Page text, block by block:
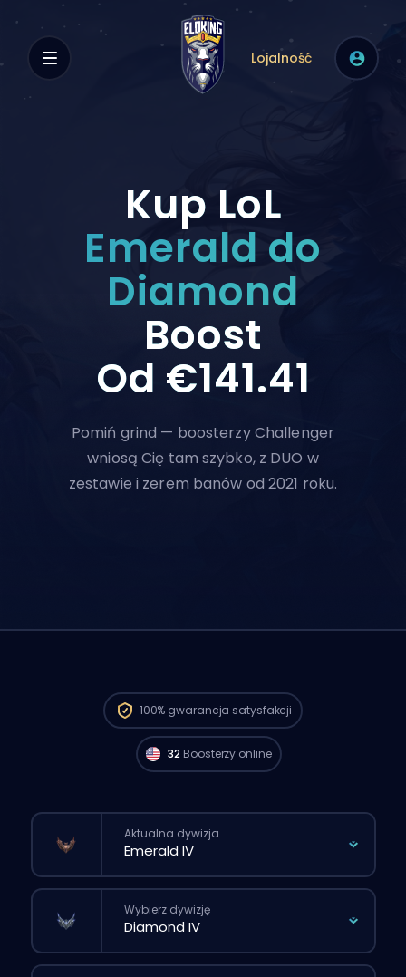
Lojalność
Kup LoL
Emerald do
Diamond
Boost
Od €141.41
Pomiń grind — boosterzy Challenger
wniosą Cię tam szybko, z DUO w
zestawie i zerem banów od 2021 roku.
100% gwarancja satysfakcji
America są dostępni i mogą zacząć
realizować twoje zamówienie już teraz. 🔥
32 Boosterzy online
Aktualna dywizja
Wybierz dywizję